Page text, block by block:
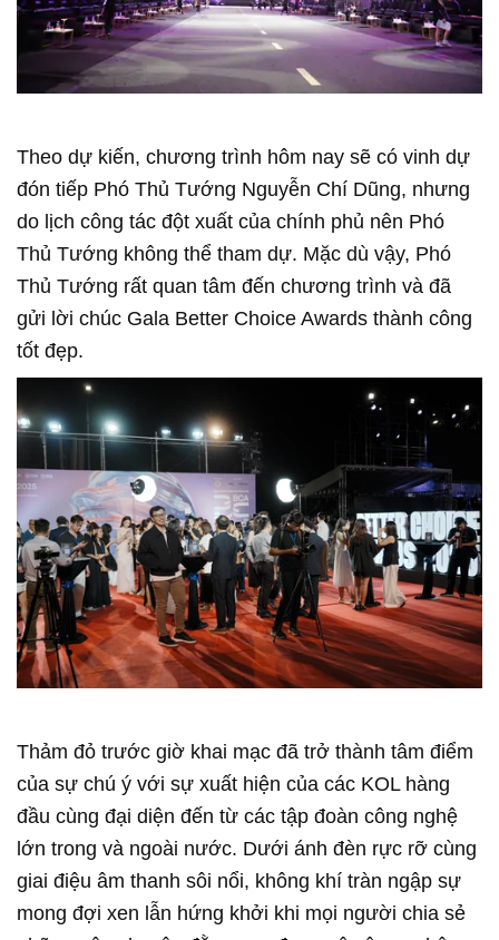
Theo dự kiến, chương trình hôm nay sẽ có vinh dự
đón tiếp Phó Thủ Tướng Nguyễn Chí Dũng, nhưng
do lịch công tác đột xuất của chính phủ nên Phó
Thủ Tướng không thể tham dự. Mặc dù vậy, Phó
Thủ Tướng rất quan tâm đến chương trình và đã
gửi lời chúc Gala Better Choice Awards thành công
tốt đẹp.
Thảm đỏ trước giờ khai mạc đã trở thành tâm điểm
của sự chú ý với sự xuất hiện của các KOL hàng
đầu cùng đại diện đến từ các tập đoàn công nghệ
lớn trong và ngoài nước. Dưới ánh đèn rực rỡ cùng
giai điệu âm thanh sôi nổi, không khí tràn ngập sự
mong đợi xen lẫn hứng khởi khi mọi người chia sẻ